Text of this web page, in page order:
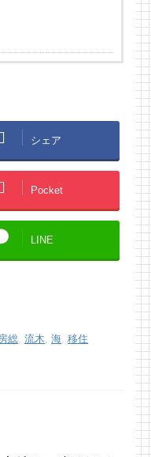
シェア
Pocket
LINE
総,流木,海,移住